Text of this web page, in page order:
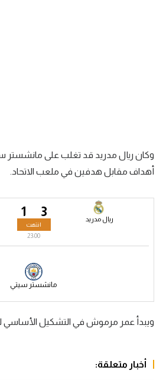
سعودي في الجول
الدوري الإنجليزي
الدوري الإسباني
أمم إفريقيا
كرة سلة
وكان ريال مدريد قد تغلب على مانشستر
أهداف مقابل هدفين في ملعب الاتحاد.
3 ريال مدريد 1
انتهت
23:00
مانشستر سيتي
ويبدأ عمر مرموش في التشكيل الأساسي
أخبار متعلقة: